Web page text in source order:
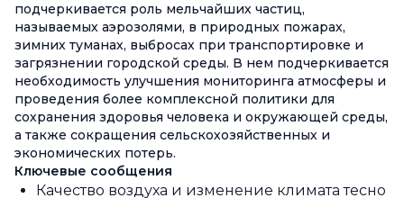
подчеркивается роль мельчайших частиц,
называемых аэрозолями, в природных пожарах,
зимних туманах, выбросах при транспортировке и
загрязнении городской среды. В нем подчеркивается
необходимость улучшения мониторинга атмосферы и
проведения более комплексной политики для
сохранения здоровья человека и окружающей среды,
а также сокращения сельскохозяйственных и
экономических потерь.
Ключевые сообщения
Качество воздуха и изменение климата тесно